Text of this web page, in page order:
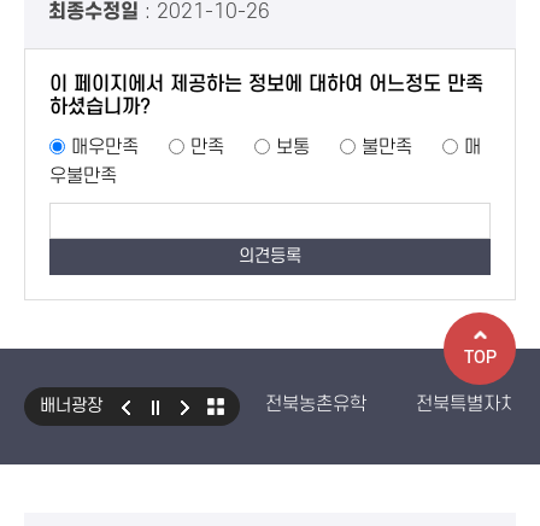
최종수정일 : 2021-10-26
이 페이지에서 제공하는 정보에 대하여 어느정도 만족
하셨습니까?
매우만족
만족 보통 불만족
매
우불만족
배너광장 전북농촌유학
전북특별자치
TOP